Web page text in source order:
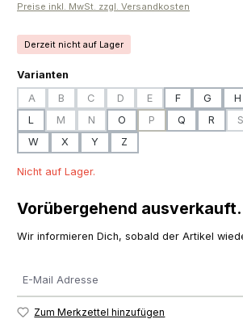
Preise inkl. MwSt. zzgl. Versandkosten
Derzeit nicht auf Lager
Varianten
A
(Diese Option ist zurzeit nicht verfügbar.)
B
(Diese Option ist zurzeit nicht verfügbar.)
C
(Diese Option ist zurzeit nicht
D
(Diese Option ist zurzeit
E
(Diese Option ist
F G H
L M
(Diese Option ist zurzeit nicht verfügbar.)
N
(Diese Option ist zurzeit nicht
O P
(Diese Option ist
Q R S
W
X Y Z
Nicht auf Lager.
Vorübergehend ausverkauft.
Wir informieren Dich, sobald der Artikel
Zum Merkzettel hinzufügen